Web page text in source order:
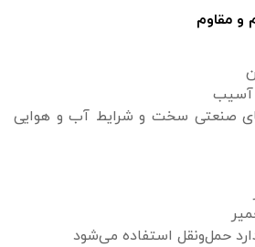
آسیب
صنعتی سخت و شرایط آب و هوایی
حمل‌ونقل استفاده می‌شود